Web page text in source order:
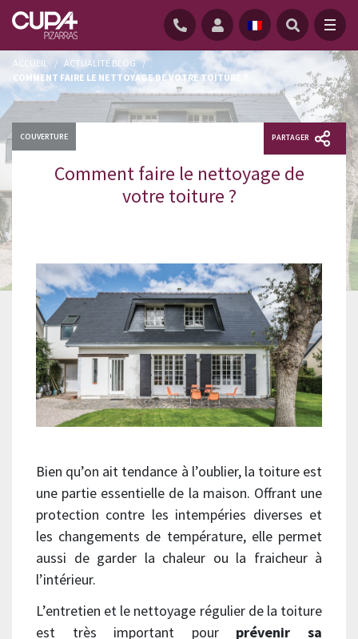
ACCUEIL / ACTUALITÉ BLOG /
COMMENT FAIRE LE NETTOYAGE DE VOTRE TOITURE ?
COUVERTURE PARTAGER
Comment faire le nettoyage de
votre toiture ?
Bien qu’on ait tendance à l’oublier, la toiture est
une partie essentielle de la maison. Offrant une
protection contre les intempéries diverses et
les changements de température, elle permet
aussi de garder la chaleur ou la fraicheur à
l’intérieur.
L’entretien et le nettoyage régulier de la toiture
est très important pour prévenir sa